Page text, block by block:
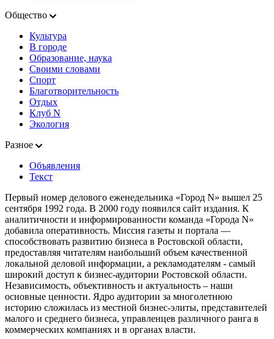
Общество
Культура
В городе
Образование, наука
Своими словами
Спорт
Благотворительность
Отдых
Клуб N
Экология
Разное
Объявления
Текст
Первый номер делового еженедельника «Город N» вышел 25
сентября 1992 года. В 2000 году появился сайт издания. К
аналитичности и информированности команда «Города N»
добавила оперативность. Миссия газеты и портала —
способствовать развитию бизнеса в Ростовской области,
предоставляя читателям наибольший объем качественной
локальной деловой информации, а рекламодателям - самый
широкий доступ к бизнес-аудитории Ростовской области.
Независимость, объективность и актуальность – наши
основные ценности. Ядро аудитории за многолетнюю
историю сложилась из местной бизнес-элиты, представителей
малого и среднего бизнеса, управленцев различного ранга в
коммерческих компаниях и в органах власти.